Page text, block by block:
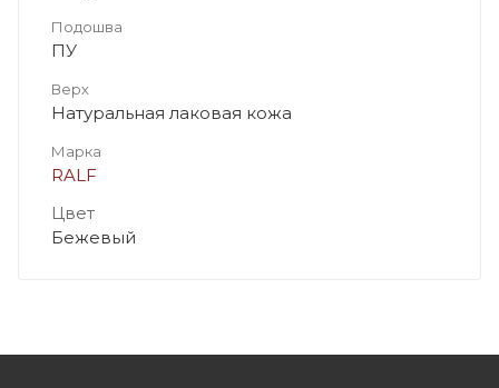
Подошва
ПУ
Верх
Натуральная лаковая кожа
Марка
RALF
Цвет
Бежевый